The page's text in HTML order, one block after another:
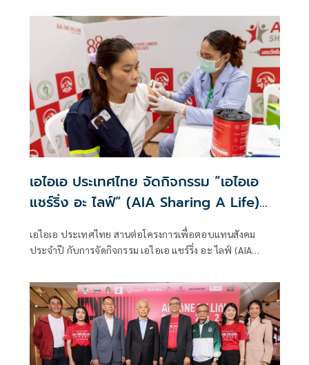
อย่าง สโมสรฟุตบอลท็อตแน่ม ฮ็อตสเปอร์ (Tottenham
Hotspur) จัดการแข่งขัน AIA THAILAND CHAMPIONSHIP
2026 ทัวร์นาเมนต์ฟุตบอล 5 คน (5-a-side Football
Tournament) เพื่อเฟ้นหาสุดยอดทีมตัวแทนประเทศไทย เข้า
ร่วมการแข่งขันระดับนานาชาติในรายการ AIA CHAMPIONSHIP
2026 ณ กรุงลอนดอน ประเทศอังกฤษ
เอไอเอ ประเทศไทย จัดกิจกรรม “เอไอเอ
แชร์ริ่ง อะ ไลฟ์” (AIA Sharing A Life)
15,000 เข็มฟรีแก่คนไทยทั่วประเทศ
เอไอเอ ประเทศไทย สานต่อโครงการเพื่อตอบแทนสังคม
ประจำปี กับการจัดกิจกรรม เอไอเอ แชร์ริ่ง อะ ไลฟ์ (AIA